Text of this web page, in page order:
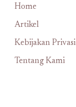
Home
Artikel
Kebijakan Privasi
Tentang Kami